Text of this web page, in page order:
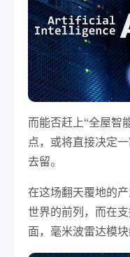
而能否赶上“全屋智
点，或将直接决定
去留。
在这场翻天覆地的
世界的前列，而在
面，毫米波雷达模块